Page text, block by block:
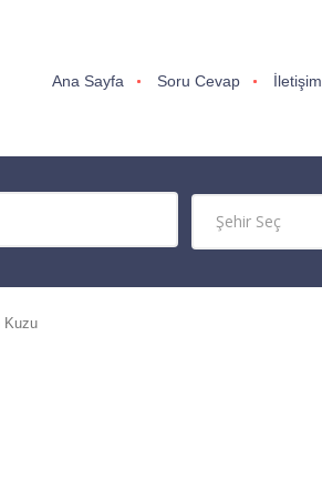
Ana Sayfa Soru Cevap İletişim
Kuzu